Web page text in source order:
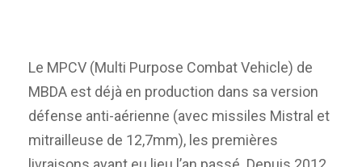
Le MPCV (Multi Purpose Combat Vehicle) de
MBDA est déjà en production dans sa version
défense anti-aérienne (avec missiles Mistral et
mitrailleuse de 12,7mm), les premières